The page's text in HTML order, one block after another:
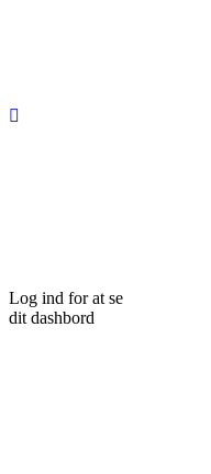
Log ind for at se
dit dashbord